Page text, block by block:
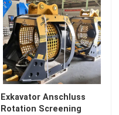
Exkavator Anschluss
Rotation Screening